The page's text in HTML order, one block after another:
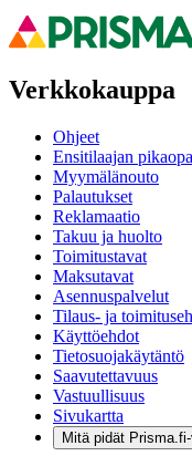
Verkkokauppa
Ohjeet
Ensitilaajan
Myymälänouto
Palautukset
Reklamaatio
Takuu ja huolto
Toimitustavat
Maksutavat
Asennuspalvelut
Tilaus- ja
Käyttöehdot
Tietosuojakäytäntö
Saavutettavuus
Vastuullisuus
Sivukartta
Mitä pidät